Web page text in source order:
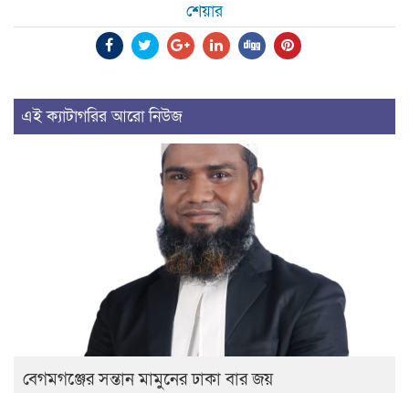
শেয়ার
এই ক্যাটাগরির আরো নিউজ
বেগমগঞ্জের সন্তান মামুনের ঢাকা বার জয়